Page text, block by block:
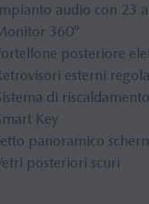
audio con 23
360°
posteriore
esterni
di
Key
panoramico
posteriori scuri